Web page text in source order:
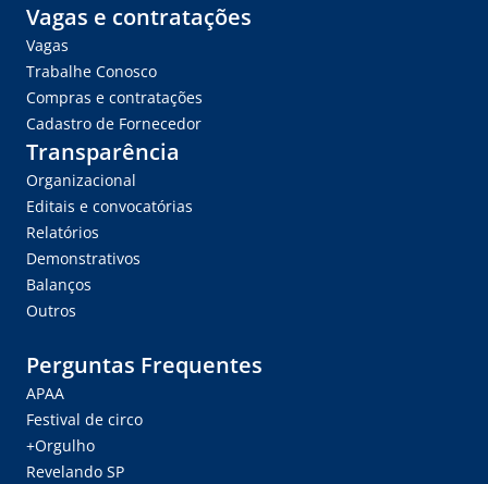
Vagas e contratações
Vagas
Trabalhe Conosco
Compras e contratações
Cadastro de Fornecedor
Transparência
Organizacional
Editais e convocatórias
Relatórios
Demonstrativos
Balanços
Outros
Perguntas Frequentes
APAA
Festival de circo
+Orgulho
Revelando SP